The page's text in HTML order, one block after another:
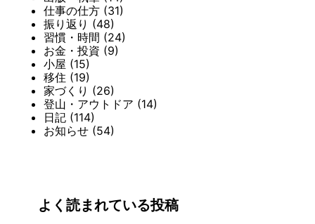
仕事の仕方 (31)
振り返り (48)
習慣・時間 (24)
お金・投資 (9)
小屋 (15)
移住 (19)
家づくり (26)
登山・アウトドア (14)
日記 (114)
お知らせ (54)
よく読まれている投稿